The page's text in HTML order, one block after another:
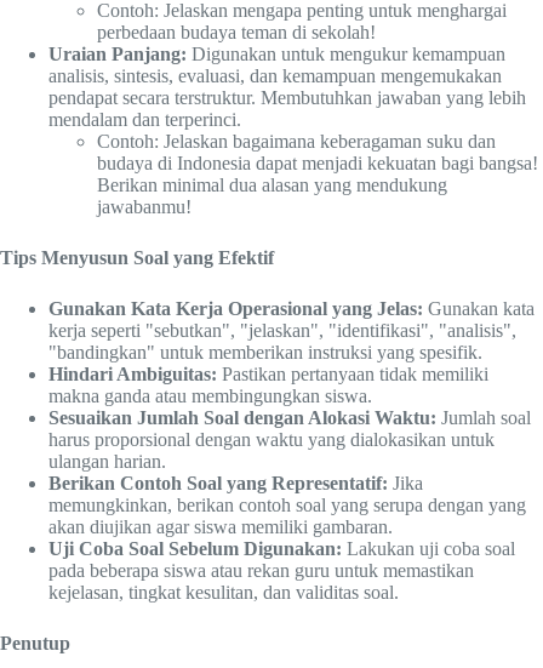
Contoh: Jelaskan mengapa penting untuk menghargai
perbedaan budaya teman di sekolah!
Uraian Panjang: Digunakan untuk mengukur kemampuan
analisis, sintesis, evaluasi, dan kemampuan mengemukakan
pendapat secara terstruktur. Membutuhkan jawaban yang lebih
mendalam dan terperinci.
Contoh: Jelaskan bagaimana keberagaman suku dan
budaya di Indonesia dapat menjadi kekuatan bagi bangsa!
Berikan minimal dua alasan yang mendukung
jawabanmu!
Tips Menyusun Soal yang Efektif
Gunakan Kata Kerja Operasional yang Jelas: Gunakan kata
kerja seperti "sebutkan", "jelaskan", "identifikasi", "analisis",
"bandingkan" untuk memberikan instruksi yang spesifik.
Hindari Ambiguitas: Pastikan pertanyaan tidak memiliki
makna ganda atau membingungkan siswa.
Sesuaikan Jumlah Soal dengan Alokasi Waktu: Jumlah soal
harus proporsional dengan waktu yang dialokasikan untuk
ulangan harian.
Berikan Contoh Soal yang Representatif: Jika
memungkinkan, berikan contoh soal yang serupa dengan yang
akan diujikan agar siswa memiliki gambaran.
Uji Coba Soal Sebelum Digunakan: Lakukan uji coba soal
pada beberapa siswa atau rekan guru untuk memastikan
kejelasan, tingkat kesulitan, dan validitas soal.
Penutup